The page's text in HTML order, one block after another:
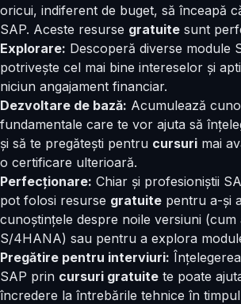
oricui, indiferent de buget, să înceapă
SAP. Aceste resurse gratuite sunt
Explorare: Descoperă diverse module
potrivește cel mai bine intereselor și
niciun angajament financiar.
Dezvoltare de bază: Acumulează
fundamentale care te vor ajuta să
și să te pregătești pentru cursuri mai
o certificare ulterioară.
Perfecționare: Chiar și profesioniștii
pot folosi resurse gratuite pentru a-și
cunoștințele despre noile versiuni (cum
S/4HANA) sau pentru a explora
Pregătire pentru interviuri:
SAP prin cursuri gratuite te poate
încredere la întrebările tehnice în